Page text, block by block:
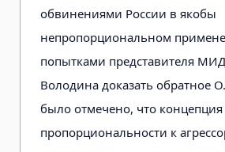
обвинениями России в якобы
непропорциональном
попытками представителя
Володина доказать обратное
было отмечено, что концепция
пропорциональности к